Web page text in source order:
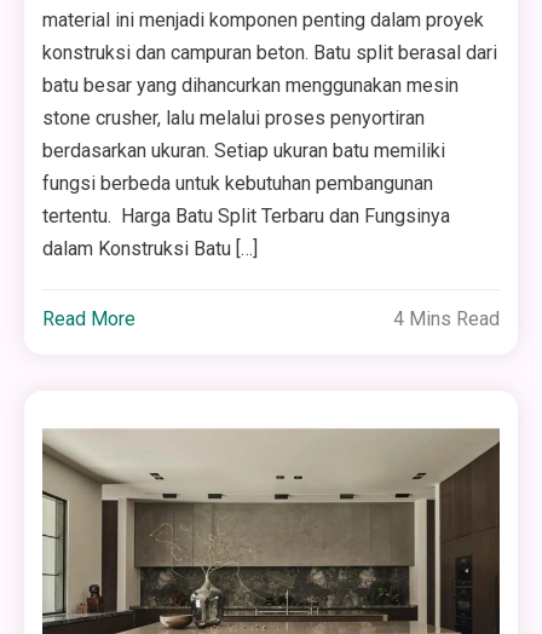
material ini menjadi komponen penting dalam proyek
konstruksi dan campuran beton. Batu split berasal dari
batu besar yang dihancurkan menggunakan mesin
stone crusher, lalu melalui proses penyortiran
berdasarkan ukuran. Setiap ukuran batu memiliki
fungsi berbeda untuk kebutuhan pembangunan
tertentu. Harga Batu Split Terbaru dan Fungsinya
dalam Konstruksi Batu […]
Read More 4 Mins Read